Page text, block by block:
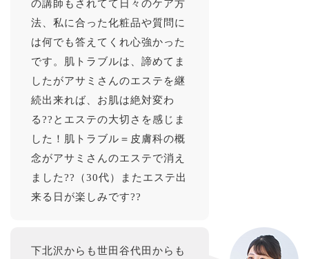
の講師もされてて日々のケア方
法、私に合った化粧品や質問に
は何でも答えてくれ心強かった
です。肌トラブルは、諦めてま
したがアサミさんのエステを継
続出来れば、お肌は絶対変わ
る??とエステの大切さを感じま
した！肌トラブル＝皮膚科の概
念がアサミさんのエステで消え
ました??（30代）またエステ出
来る日が楽しみです??
下北沢からも世田谷代田からも